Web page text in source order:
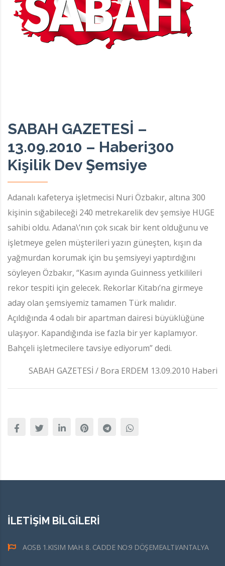
SABAH GAZETESİ –
13.09.2010 – Haberi300
Kişilik Dev Şemsiye
Adanalı kafeterya işletmecisi Nuri Özbakır, altına 300
kişinin sığabileceği 240 metrekarelik dev şemsiye HUGE
sahibi oldu. Adana\’nın çok sıcak bir kent olduğunu ve
işletmeye gelen müşterileri yazın güneşten, kışın da
yağmurdan korumak için bu şemsiyeyi yaptırdığını
söyleyen Özbakır, “Kasım ayında Guinness yetkilileri
rekor tespiti için gelecek. Rekorlar Kitabı’na girmeye
aday olan şemsiyemiz tamamen Türk malıdır.
Açıldığında 4 odalı bir apartman dairesi büyüklüğüne
ulaşıyor. Kapandığında ise fazla bir yer kaplamıyor.
Bahçeli işletmecilere tavsiye ediyorum” dedi.
SABAH GAZETESİ / Bora ERDEM 13.09.2010 Haberi
İLETİŞİM BİLGİLERİ
AOSB 1.KISIM MAH. 8. CADDE NO:9 DÖŞEMEALTI/ANTALYA